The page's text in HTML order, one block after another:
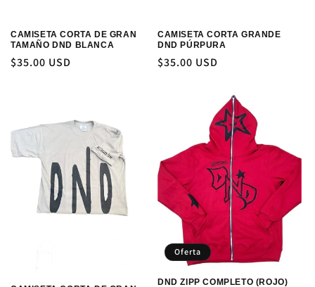
CAMISETA CORTA DE GRAN
TAMAÑO DND BLANCA
Precio
$35.00 USD
CAMISETA CORTA GRANDE
DND PÚRPURA
Precio
$35.00 USD
Oferta
DND ZIPP COMPLETO (ROJO)